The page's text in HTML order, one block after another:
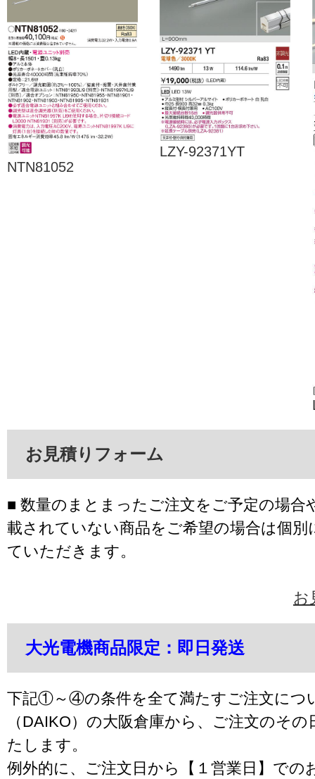
NTN81052
LZY-92371YT
お見積りフォーム
■ 数量のまとまったご注文をご予定の場合
載されていない商品をご希望の場合は個別
ていただきます。
お
大光電機商品限定：即日発送
下記①～④の条件を全て満たすご注文につ
（DAIKO）の大阪倉庫から、ご注文のそ
たします。
例外的に、ご注文日から【１営業日】での